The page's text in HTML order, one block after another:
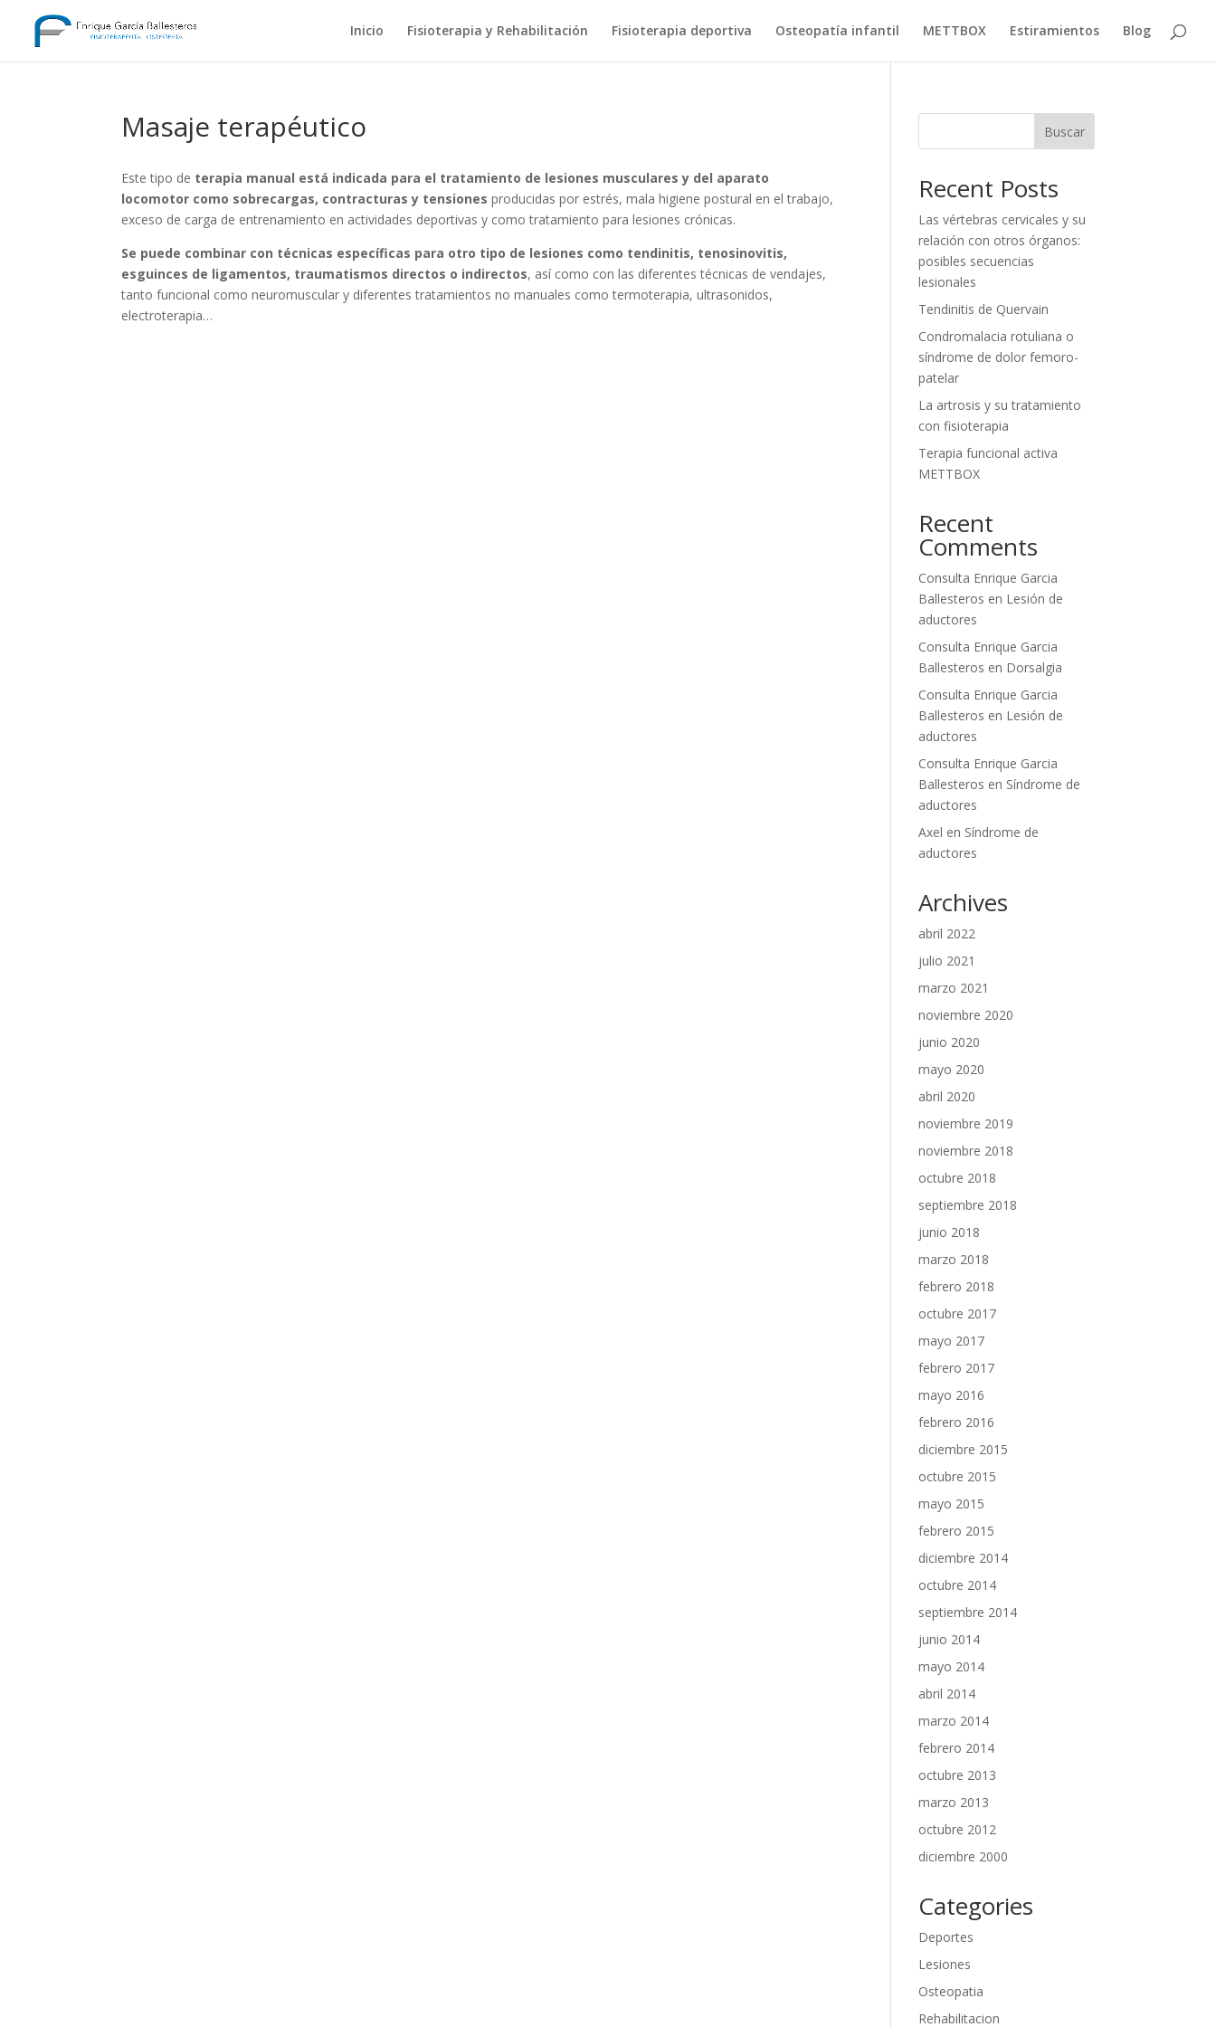
Inicio Fisioterapia y Rehabilitación Fisioterapia deportiva Osteopatía infantil METTBOX Estiramientos Blog
Masaje terapéutico
Este tipo de terapia manual está indicada para el tratamiento de lesiones musculares y del aparato
locomotor como sobrecargas, contracturas y tensiones producidas por estrés, mala higiene postural en el trabajo,
exceso de carga de entrenamiento en actividades deportivas y como tratamiento para lesiones crónicas.
Se puede combinar con técnicas específicas para otro tipo de lesiones como tendinitis, tenosinovitis,
esguinces de ligamentos, traumatismos directos o indirectos, así como con las diferentes técnicas de vendajes,
tanto funcional como neuromuscular y diferentes tratamientos no manuales como termoterapia, ultrasonidos,
electroterapia…
Buscar
Recent Posts
Las vértebras cervicales y su
relación con otros órganos:
posibles secuencias
lesionales
Tendinitis de Quervain
Condromalacia rotuliana o
síndrome de dolor femoro-
patelar
La artrosis y su tratamiento
con fisioterapia
Terapia funcional activa
METTBOX
Recent
Comments
Consulta Enrique Garcia
Ballesteros en Lesión de
aductores
Consulta Enrique Garcia
Ballesteros en Dorsalgia
Consulta Enrique Garcia
Ballesteros en Lesión de
aductores
Consulta Enrique Garcia
Ballesteros en Síndrome de
aductores
Axel en Síndrome de
aductores
Archives
abril 2022
julio 2021
marzo 2021
noviembre 2020
junio 2020
mayo 2020
abril 2020
noviembre 2019
noviembre 2018
octubre 2018
septiembre 2018
junio 2018
marzo 2018
febrero 2018
octubre 2017
mayo 2017
febrero 2017
mayo 2016
febrero 2016
diciembre 2015
octubre 2015
mayo 2015
febrero 2015
diciembre 2014
octubre 2014
septiembre 2014
junio 2014
mayo 2014
abril 2014
marzo 2014
febrero 2014
octubre 2013
marzo 2013
octubre 2012
diciembre 2000
Categories
Deportes
Lesiones
Osteopatia
Rehabilitacion